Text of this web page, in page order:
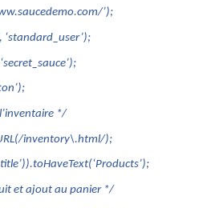
’);
‘standard_user’);
*/
inventory\.html/);
et ajout au panier */